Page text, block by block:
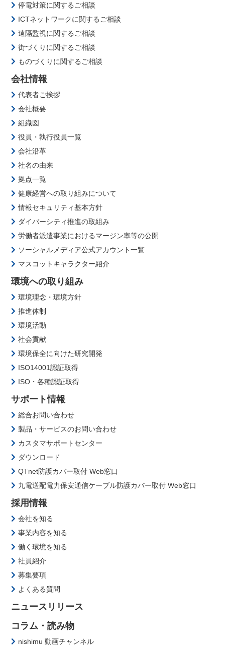
停電対策に関するご相談
ICTネットワークに関するご相談
遠隔監視に関するご相談
街づくりに関するご相談
ものづくりに関するご相談
会社情報
代表者ご挨拶
会社概要
組織図
役員・執行役員一覧
会社沿革
社名の由来
拠点一覧
健康経営への取り組みについて
情報セキュリティ基本方針
ダイバーシティ推進の取組み
労働者派遣事業におけるマージン率等の公開
ソーシャルメディア公式アカウント一覧
マスコットキャラクター紹介
環境への取り組み
環境理念・環境方針
推進体制
環境活動
社会貢献
環境保全に向けた研究開発
ISO14001認証取得
ISO・各種認証取得
サポート情報
総合お問い合わせ
製品・サービスのお問い合わせ
カスタマサポートセンター
ダウンロード
QTnet防護カバー取付 Web窓口
九電送配電力保安通信ケーブル防護カバー取付 Web窓口
採用情報
会社を知る
事業内容を知る
働く環境を知る
社員紹介
募集要項
よくある質問
ニュースリリース
コラム・読み物
nishimu 動画チャンネル